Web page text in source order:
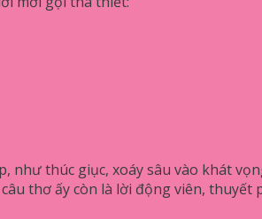
thúc giục, xoáy sâu vào khát
thơ ấy còn là lời động viên,